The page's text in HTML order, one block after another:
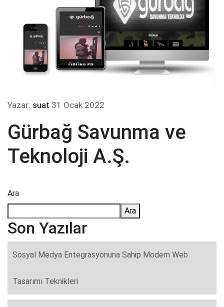
Yazar: suat 31 Ocak 2022
Gürbağ Savunma ve
Teknoloji A.Ş.
Ara
Ara
Son Yazılar
Sosyal Medya Entegrasyonuna Sahip Modern Web
Tasarımı Teknikleri